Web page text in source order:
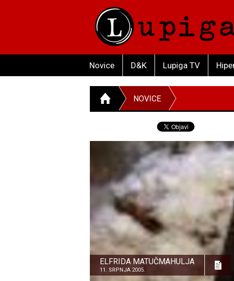
Novice D&K Lupiga TV
NOVICE
ELFRIDA MATUČMAHULJA
11. SRPNJA 2005.